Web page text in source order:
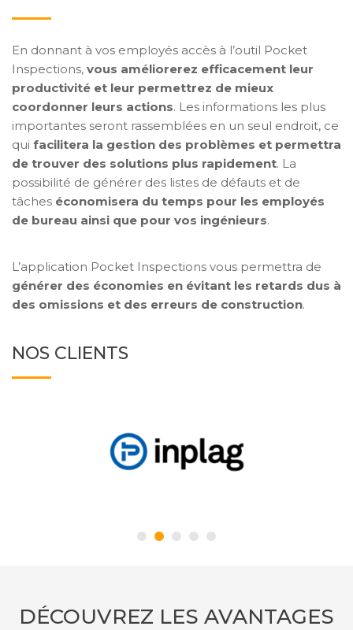
En donnant à vos employés accès à l’outil Pocket
Inspections, vous améliorerez efficacement leur
productivité et leur permettrez de mieux
coordonner leurs actions. Les informations les plus
importantes seront rassemblées en un seul endroit, ce
qui facilitera la gestion des problèmes et permettra
de trouver des solutions plus rapidement. La
possibilité de générer des listes de défauts et de
tâches économisera du temps pour les employés
de bureau ainsi que pour vos ingénieurs.
L’application Pocket Inspections vous permettra de
générer des économies en évitant les retards dus à
des omissions et des erreurs de construction.
NOS CLIENTS
DÉCOUVREZ LES AVANTAGES